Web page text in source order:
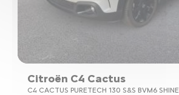
Citroën C4 Cactus
C4 CACTUS PURETECH 130 S&S BVM6 SHINE